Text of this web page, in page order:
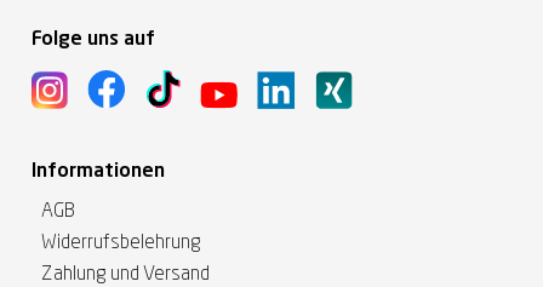
Folge uns auf
Informationen
AGB
Widerrufsbelehrung
Zahlung und Versand